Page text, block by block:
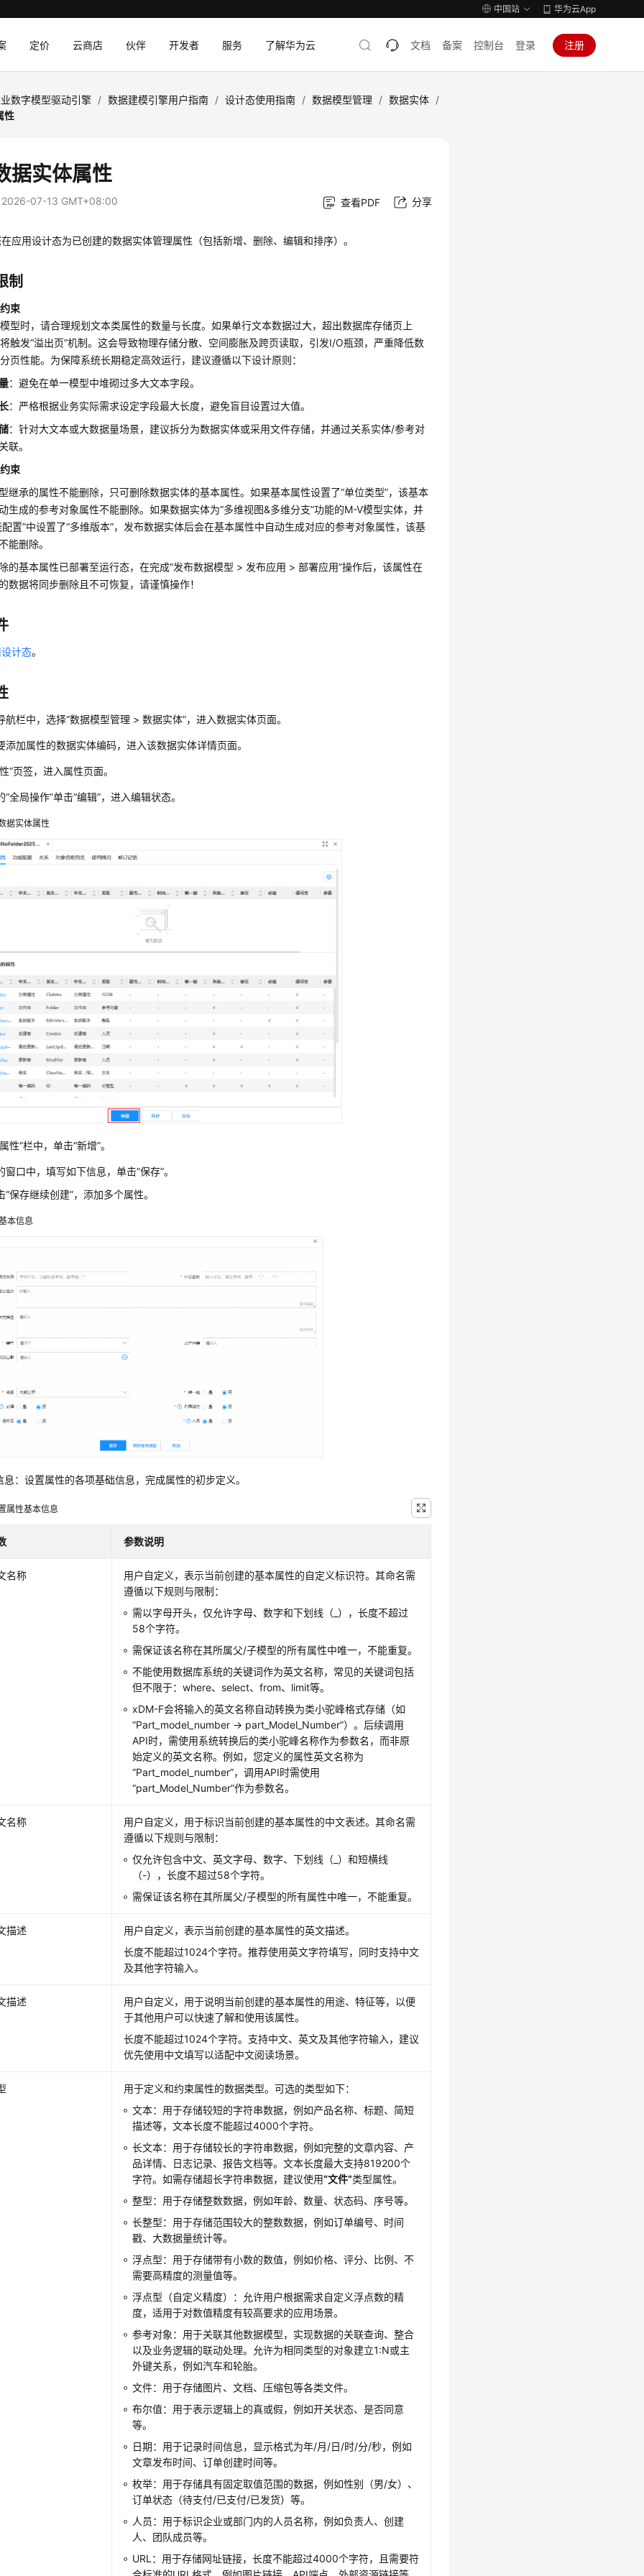
中国站 华为云App
定价 云商店 伙伴 开发者 服务 了解华为云 文档 备案 控制台 登录 注册
数字模型驱动引擎 / 数据建模引擎用户指南 / 设计态使用指南 / 数据模型管理 / 数据实体 /
性
据实体属性
2026-07-13 GMT+08:00 查看PDF 分享
应用设计态为已创建的数据实体管理属性（包括新增、删除、编辑和排序）。
制
束
型时，请合理规划文本类属性的数量与长度。如果单行文本数据过大，超出数据库存储页上
触发“溢出页”机制。这会导致物理存储分散、空间膨胀及跨页读取，引发I/O瓶颈，严重降低数
页性能。为保障系统长期稳定高效运行，建议遵循以下设计原则：
：避免在单一模型中堆砌过多大文本字段。
：严格根据业务实际需求设定字段最大长度，避免盲目设置过大值。
：针对大文本或大数据量场景，建议拆分为数据实体或采用文件存储，并通过关系实体/参考对
联。
约束
继承的属性不能删除，只可删除数据实体的基本属性。如果基本属性设置了“单位类型”，该基本
生成的参考对象属性不能删除。如果数据实体为“多维视图&多维分支”功能的M-V模型实体，并
置”中设置了“多维版本”，发布数据实体后会在基本属性中自动生成对应的参考对象属性，该基
能删除。
的基本属性已部署至运行态，在完成“发布数据模型 > 发布应用 > 部署应用”操作后，该属性在
数据将同步删除且不可恢复，请谨慎操作！
计态。
航栏中，选择“数据模型管理 > 数据实体”，进入数据实体页面。
添加属性的数据实体编码，进入该数据实体详情页面。
”页签，进入属性页面。
“全局操作”单击“编辑”，进入编辑状态。
据实体属性
性”栏中，单击“新增”。
窗口中，填写如下信息，单击“保存”。
“保存继续创建”，添加多个属性。
本信息
息：设置属性的各项基础信息，完成属性的初步定义。
属性基本信息
参数说明
名称
用户自定义，表示当前创建的基本属性的自定义标识符。其命名需
遵循以下规则与限制：
需以字母开头，仅允许字母、数字和下划线（_），长度不超过
58个字符。
需保证该名称在其所属父/子模型的所有属性中唯一，不能重复。
不能使用数据库系统的关键词作为英文名称，常见的关键词包括
但不限于：where、select、from、limit等。
xDM-F会将输入的英文名称自动转换为类小驼峰格式存储（如
“Part_model_number → part_Model_Number”）。后续调用
API时，需使用系统转换后的类小驼峰名称作为参数名，而非原
始定义的英文名称。例如，您定义的属性英文名称为
“Part_model_number”，调用API时需使用
“part_Model_Number”作为参数名。
名称
用户自定义，用于标识当前创建的基本属性的中文表述。其命名需
遵循以下规则与限制：
仅允许包含中文、英文字母、数字、下划线（_）和短横线
（-），长度不超过58个字符。
需保证该名称在其所属父/子模型的所有属性中唯一，不能重复。
描述
用户自定义，表示当前创建的基本属性的英文描述。
长度不能超过1024个字符。推荐使用英文字符填写，同时支持中文
及其他字符输入。
描述
用户自定义，用于说明当前创建的基本属性的用途、特征等，以便
于其他用户可以快速了解和使用该属性。
长度不能超过1024个字符。支持中文、英文及其他字符输入，建议
优先使用中文填写以适配中文阅读场景。
用于定义和约束属性的数据类型。可选的类型如下：
文本：用于存储较短的字符串数据，例如产品名称、标题、简短
描述等，文本长度不能超过4000个字符。
长文本：用于存储较长的字符串数据，例如完整的文章内容、产
品详情、日志记录、报告文档等。文本长度最大支持819200个
字符。如需存储超长字符串数据，建议使用“文件”类型属性。
整型：用于存储整数数据，例如年龄、数量、状态码、序号等。
长整型：用于存储范围较大的整数数据，例如订单编号、时间
戳、大数据量统计等。
浮点型：用于存储带有小数的数值，例如价格、评分、比例、不
需要高精度的测量值等。
浮点型（自定义精度）：允许用户根据需求自定义浮点数的精
度，适用于对数值精度有较高要求的应用场景。
参考对象：用于关联其他数据模型，实现数据的关联查询、整合
以及业务逻辑的联动处理。允许为相同类型的对象建立1:N或主
外键关系，例如汽车和轮胎。
文件：用于存储图片、文档、压缩包等各类文件。
布尔值：用于表示逻辑上的真或假，例如开关状态、是否同意
等。
日期：用于记录时间信息，显示格式为年/月/日/时/分/秒，例如
文章发布时间、订单创建时间等。
枚举：用于存储具有固定取值范围的数据，例如性别（男/女）、
订单状态（待支付/已支付/已发货）等。
人员：用于标识企业或部门内的人员名称，例如负责人、创建
人、团队成员等。
URL：用于存储网址链接，长度不能超过4000个字符，且需要符